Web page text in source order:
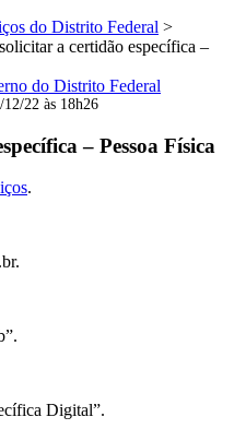
do Distrito Federal >
a certidão específica –
22 às 18h26
– Pessoa Física
.
Digital”.